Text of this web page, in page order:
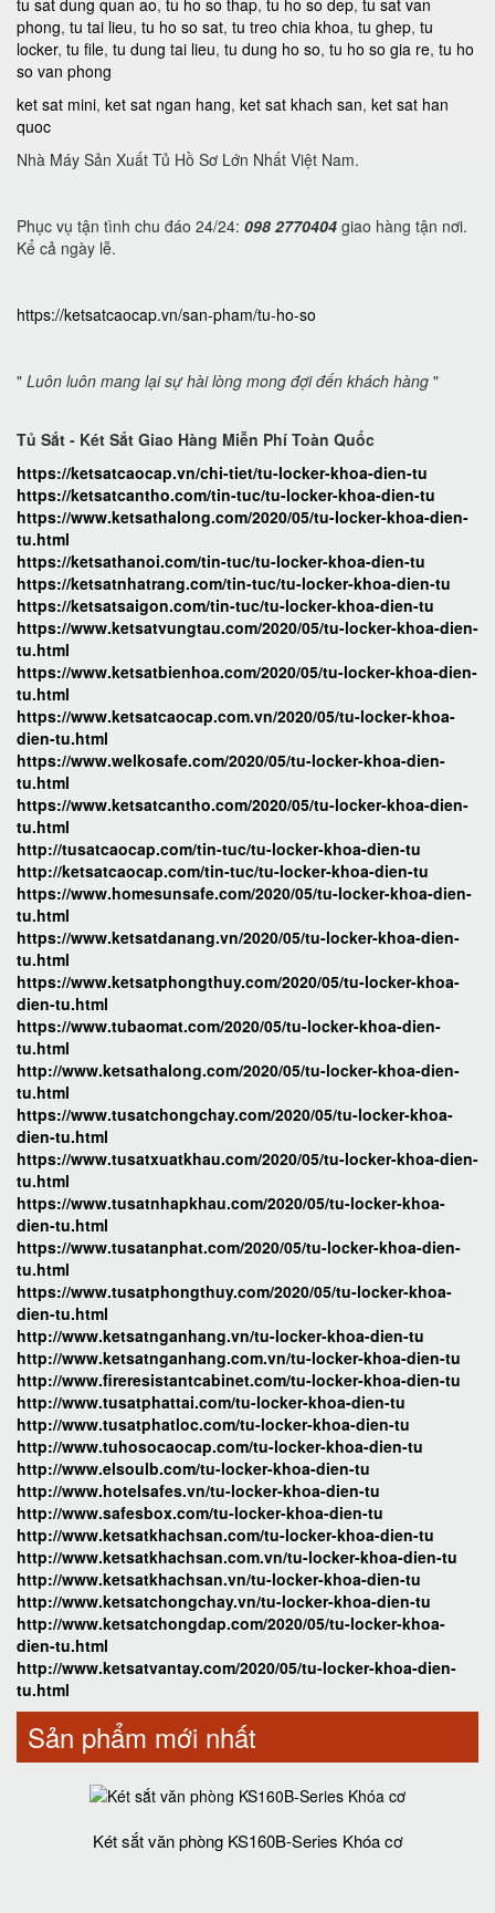
tu sat dung quan ao, tu ho so thap, tu ho so dep, tu sat van
phong, tu tai lieu, tu ho so sat, tu treo chia khoa, tu ghep, tu
locker, tu file, tu dung tai lieu, tu dung ho so, tu ho so gia re, tu ho
so van phong
ket sat mini, ket sat ngan hang, ket sat khach san, ket sat han
quoc
Nhà Máy Sản Xuất Tủ Hồ Sơ Lớn Nhất Việt Nam.
Phục vụ tận tình chu đáo 24/24: 098 2770404 giao hàng tận nơi.
Kể cả ngày lễ.
https://ketsatcaocap.vn/san-pham/tu-ho-so
" Luôn luôn mang lại sự hài lòng mong đợi đến khách hàng "
Tủ Sắt - Két Sắt Giao Hàng Miễn Phí Toàn Quốc
https://ketsatcaocap.vn/chi-tiet/tu-locker-khoa-dien-tu
https://ketsatcantho.com/tin-tuc/tu-locker-khoa-dien-tu
https://www.ketsathalong.com/2020/05/tu-locker-khoa-dien-
tu.html
https://ketsathanoi.com/tin-tuc/tu-locker-khoa-dien-tu
https://ketsatnhatrang.com/tin-tuc/tu-locker-khoa-dien-tu
https://ketsatsaigon.com/tin-tuc/tu-locker-khoa-dien-tu
https://www.ketsatvungtau.com/2020/05/tu-locker-khoa-dien-
tu.html
https://www.ketsatbienhoa.com/2020/05/tu-locker-khoa-dien-
tu.html
https://www.ketsatcaocap.com.vn/2020/05/tu-locker-khoa-
dien-tu.html
https://www.welkosafe.com/2020/05/tu-locker-khoa-dien-
tu.html
https://www.ketsatcantho.com/2020/05/tu-locker-khoa-dien-
tu.html
http://tusatcaocap.com/tin-tuc/tu-locker-khoa-dien-tu
http://ketsatcaocap.com/tin-tuc/tu-locker-khoa-dien-tu
https://www.homesunsafe.com/2020/05/tu-locker-khoa-dien-
tu.html
https://www.ketsatdanang.vn/2020/05/tu-locker-khoa-dien-
tu.html
https://www.ketsatphongthuy.com/2020/05/tu-locker-khoa-
dien-tu.html
https://www.tubaomat.com/2020/05/tu-locker-khoa-dien-
tu.html
http://www.ketsathalong.com/2020/05/tu-locker-khoa-dien-
tu.html
https://www.tusatchongchay.com/2020/05/tu-locker-khoa-
dien-tu.html
https://www.tusatxuatkhau.com/2020/05/tu-locker-khoa-dien-
tu.html
https://www.tusatnhapkhau.com/2020/05/tu-locker-khoa-
dien-tu.html
https://www.tusatanphat.com/2020/05/tu-locker-khoa-dien-
tu.html
https://www.tusatphongthuy.com/2020/05/tu-locker-khoa-
dien-tu.html
http://www.ketsatnganhang.vn/tu-locker-khoa-dien-tu
http://www.ketsatnganhang.com.vn/tu-locker-khoa-dien-tu
http://www.fireresistantcabinet.com/tu-locker-khoa-dien-tu
http://www.tusatphattai.com/tu-locker-khoa-dien-tu
http://www.tusatphatloc.com/tu-locker-khoa-dien-tu
http://www.tuhosocaocap.com/tu-locker-khoa-dien-tu
http://www.elsoulb.com/tu-locker-khoa-dien-tu
http://www.hotelsafes.vn/tu-locker-khoa-dien-tu
http://www.safesbox.com/tu-locker-khoa-dien-tu
http://www.ketsatkhachsan.com/tu-locker-khoa-dien-tu
http://www.ketsatkhachsan.com.vn/tu-locker-khoa-dien-tu
http://www.ketsatkhachsan.vn/tu-locker-khoa-dien-tu
http://www.ketsatchongchay.vn/tu-locker-khoa-dien-tu
http://www.ketsatchongdap.com/2020/05/tu-locker-khoa-
dien-tu.html
http://www.ketsatvantay.com/2020/05/tu-locker-khoa-dien-
tu.html
Sản phẩm mới nhất
Két sắt văn phòng KS160B-Series Khóa cơ